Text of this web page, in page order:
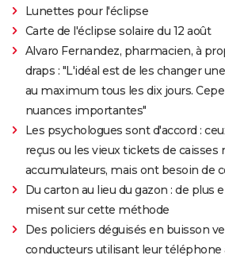
Lunettes pour l'éclipse
Carte de l'éclipse solaire du 12 août
Alvaro Fernandez, pharmacien, à
draps : "L'idéal est de les changer
au maximum tous les dix jours.
nuances importantes"
Les psychologues sont d'accord :
reçus ou les vieux tickets de caisses
accumulateurs, mais ont besoin de
Du carton au lieu du gazon : de plus
misent sur cette méthode
Des policiers déguisés en buisson
conducteurs utilisant leur téléphone